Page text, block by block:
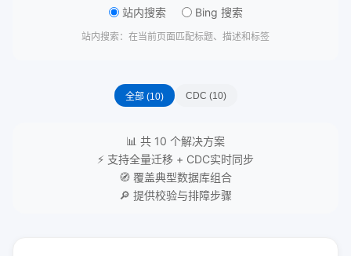
站内搜索 Bing 搜索
站内搜索：在当前页面匹配标题、描述和标签
全部 (10) CDC (10)
📊 共 10 个解决方案
⚡ 支持全量迁移 + CDC实时同步
🧭 覆盖典型数据库组合
🔎 提供校验与排障步骤